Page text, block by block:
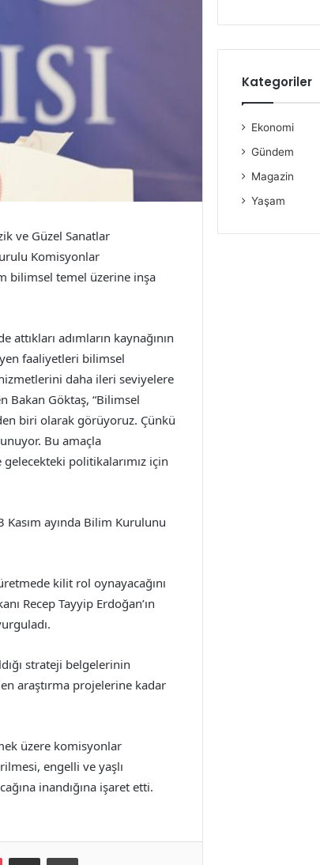
ve Güzel Sanatlar
Komisyonlar
bilimsel temel üzerine inşa
adımların kaynağının
faaliyetleri bilimsel
daha ileri seviyelere
Bakan Göktaş, “Bilimsel
biri olarak görüyoruz. Çünkü
Bu amaçla
politikalarımız için
ayında Bilim Kurulunu
kilit rol oynayacağını
Recep Tayyip Erdoğan’ın
strateji belgelerinin
araştırma projelerine kadar
üzere komisyonlar
engelli ve yaşlı
inandığına işaret etti.
Pocket E-Posta ile paylaş Yazdır
Kategoriler
Ekonomi
Gündem
Magazin
Yaşam